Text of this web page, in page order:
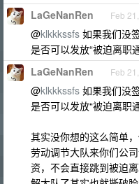
LaGeNanRen Feb
@klkkkssfs 如果我们没
是否可以发放“被迫离职
LaGeNanRen Feb
@klkkkssfs 如果我们没
是否可以发放“被迫离职
其实没你想的这么简单
劳动调节大队来你们公
资，不会直接跳到被迫